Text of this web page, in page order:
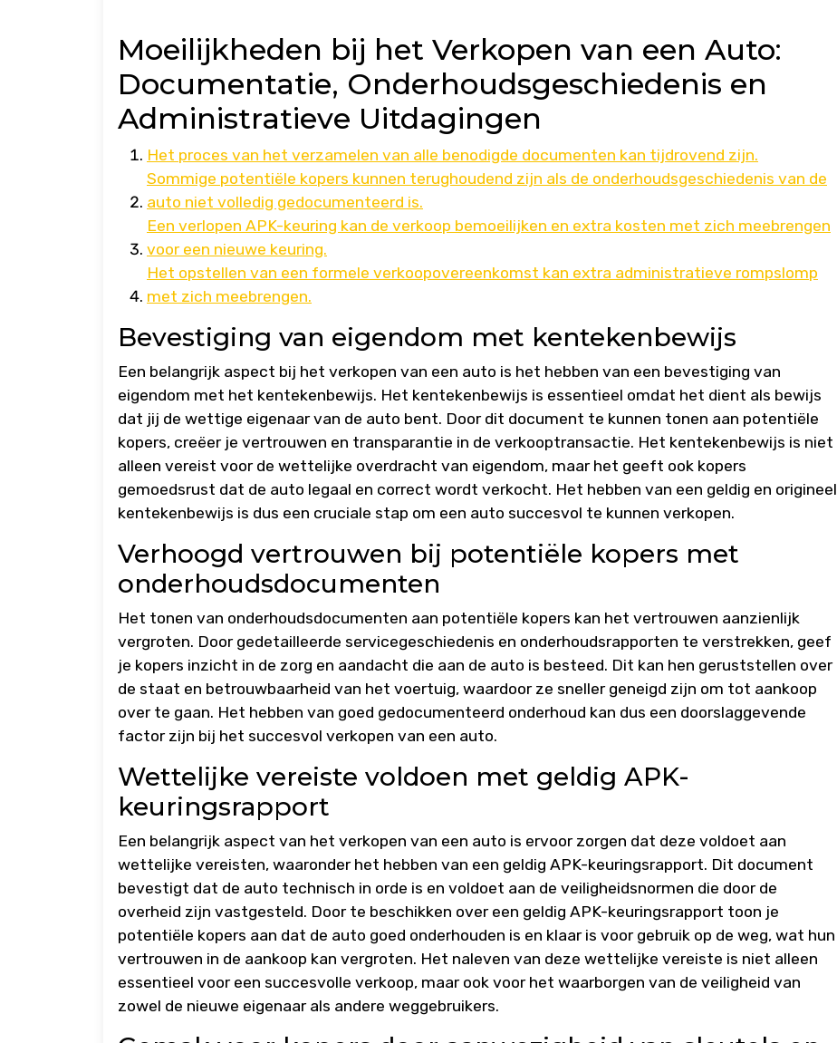
Moeilijkheden bij het Verkopen van een Auto:
Documentatie, Onderhoudsgeschiedenis en
Administratieve Uitdagingen
Het proces van het verzamelen van alle benodigde documenten kan tijdrovend zijn.
Sommige potentiële kopers kunnen terughoudend zijn als de onderhoudsgeschiedenis van de
auto niet volledig gedocumenteerd is.
Een verlopen APK-keuring kan de verkoop bemoeilijken en extra kosten met zich meebrengen
voor een nieuwe keuring.
Het opstellen van een formele verkoopovereenkomst kan extra administratieve rompslomp
met zich meebrengen.
Bevestiging van eigendom met kentekenbewijs
Een belangrijk aspect bij het verkopen van een auto is het hebben van een bevestiging van
eigendom met het kentekenbewijs. Het kentekenbewijs is essentieel omdat het dient als bewijs
dat jij de wettige eigenaar van de auto bent. Door dit document te kunnen tonen aan potentiële
kopers, creëer je vertrouwen en transparantie in de verkooptransactie. Het kentekenbewijs is niet
alleen vereist voor de wettelijke overdracht van eigendom, maar het geeft ook kopers
gemoedsrust dat de auto legaal en correct wordt verkocht. Het hebben van een geldig en origineel
kentekenbewijs is dus een cruciale stap om een auto succesvol te kunnen verkopen.
Verhoogd vertrouwen bij potentiële kopers met
onderhoudsdocumenten
Het tonen van onderhoudsdocumenten aan potentiële kopers kan het vertrouwen aanzienlijk
vergroten. Door gedetailleerde servicegeschiedenis en onderhoudsrapporten te verstrekken, geef
je kopers inzicht in de zorg en aandacht die aan de auto is besteed. Dit kan hen geruststellen over
de staat en betrouwbaarheid van het voertuig, waardoor ze sneller geneigd zijn om tot aankoop
over te gaan. Het hebben van goed gedocumenteerd onderhoud kan dus een doorslaggevende
factor zijn bij het succesvol verkopen van een auto.
Wettelijke vereiste voldoen met geldig APK-
keuringsrapport
Een belangrijk aspect van het verkopen van een auto is ervoor zorgen dat deze voldoet aan
wettelijke vereisten, waaronder het hebben van een geldig APK-keuringsrapport. Dit document
bevestigt dat de auto technisch in orde is en voldoet aan de veiligheidsnormen die door de
overheid zijn vastgesteld. Door te beschikken over een geldig APK-keuringsrapport toon je
potentiële kopers aan dat de auto goed onderhouden is en klaar is voor gebruik op de weg, wat hun
vertrouwen in de aankoop kan vergroten. Het naleven van deze wettelijke vereiste is niet alleen
essentieel voor een succesvolle verkoop, maar ook voor het waarborgen van de veiligheid van
zowel de nieuwe eigenaar als andere weggebruikers.